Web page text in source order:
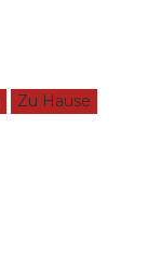
Zu Hause